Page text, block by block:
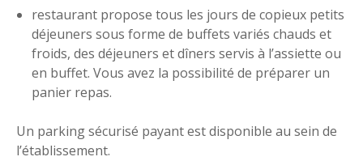
restaurant propose tous les jours de copieux petits
déjeuners sous forme de buffets variés chauds et
froids, des déjeuners et dîners servis à l’assiette ou
en buffet. Vous avez la possibilité de préparer un
panier repas.
Un parking sécurisé payant est disponible au sein de
l’établissement.